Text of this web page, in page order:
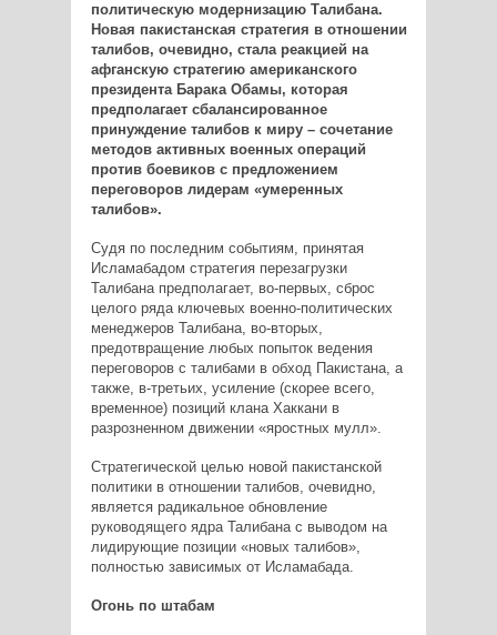
политическую модернизацию Талибана.
Новая пакистанская стратегия в отношении
талибов, очевидно, стала реакцией на
афганскую стратегию американского
президента Барака Обамы, которая
предполагает сбалансированное
принуждение талибов к миру – сочетание
методов активных военных операций
против боевиков с предложением
переговоров лидерам «умеренных
талибов».
Судя по последним событиям, принятая
Исламабадом стратегия перезагрузки
Талибана предполагает, во-первых, сброс
целого ряда ключевых военно-политических
менеджеров Талибана, во-вторых,
предотвращение любых попыток ведения
переговоров с талибами в обход Пакистана, а
также, в-третьих, усиление (скорее всего,
временное) позиций клана Хаккани в
разрозненном движении «яростных мулл».
Стратегической целью новой пакистанской
политики в отношении талибов, очевидно,
является радикальное обновление
руководящего ядра Талибана с выводом на
лидирующие позиции «новых талибов»,
полностью зависимых от Исламабада.
Огонь по штабам